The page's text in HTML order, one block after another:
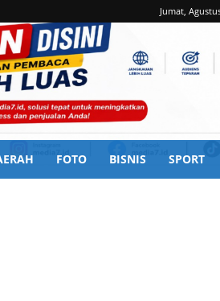
Jumat,
FOTO BISNIS SPORT